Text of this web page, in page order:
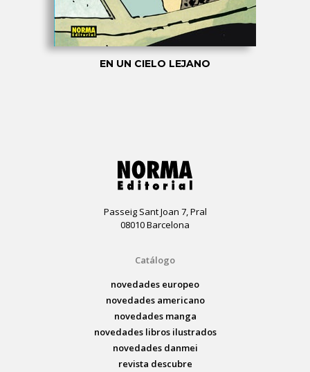
EN UN CIELO LEJANO
Passeig Sant Joan 7, Pral
08010 Barcelona
Catálogo
novedades europeo
novedades americano
novedades manga
novedades libros ilustrados
novedades danmei
revista descubre